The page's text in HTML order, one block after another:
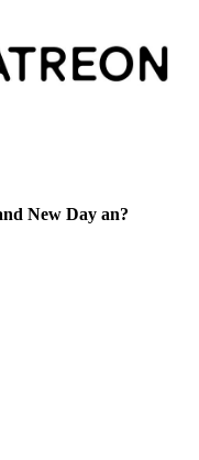
New Day an?